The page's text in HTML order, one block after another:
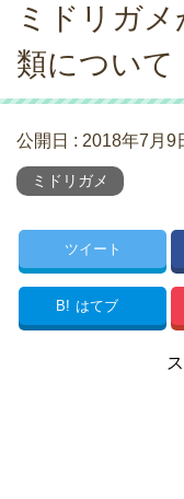
ミドリガ
類について
公開日 : 2018年7月9
ミドリガメ
ツイート
B! はてブ